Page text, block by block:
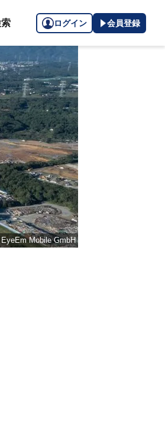
ログイン 会員登録
Mobile GmbH